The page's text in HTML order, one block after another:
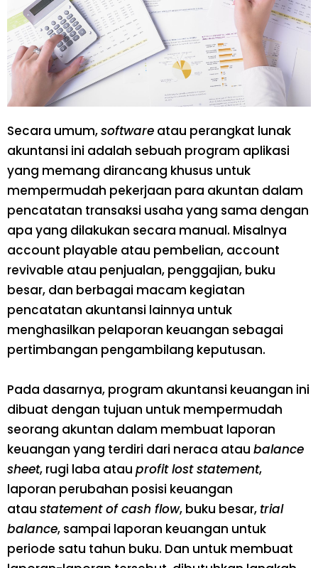
Secara umum,software atau perangkat lunak
akuntansi ini adalah sebuah program aplikasi
yang memang dirancang khusus untuk
mempermudah pekerjaan para akuntan dalam
pencatatan transaksi usaha yang sama dengan
apa yang dilakukan secara manual. Misalnya
account playable atau pembelian, account
revivable atau penjualan, penggajian, buku
besar, dan berbagai macam kegiatan
pencatatan akuntansi lainnya untuk
menghasilkan pelaporan keuangan sebagai
pertimbangan pengambilang keputusan.
Pada dasarnya, program akuntansi keuangan ini
dibuat dengan tujuan untuk mempermudah
seorang akuntan dalam membuat laporan
keuangan yang terdiri dari neraca atau balance
sheet, rugi laba atau profit lost statement,
laporan perubahan posisi keuangan
atau statement of cash flow, buku besar, trial
balance, sampai laporan keuangan untuk
periode satu tahun buku. Dan untuk membuat